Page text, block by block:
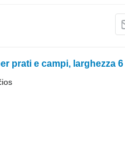
prati e campi, larghezza 6